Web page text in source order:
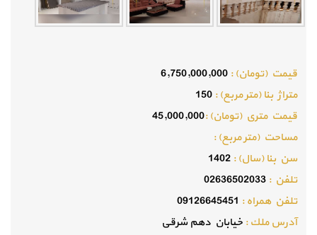
قيمت (تومان) :6,750,000,000
متراژ بنا (متر مربع) :150
قيمت متري (تومان) :45,000,000
مساحت (متر مربع) :
سن بنا (سال) :1402
تلفن :02636502033
تلفن همراه : 09126645451
آدرس ملك :خیابان دهم شرقی